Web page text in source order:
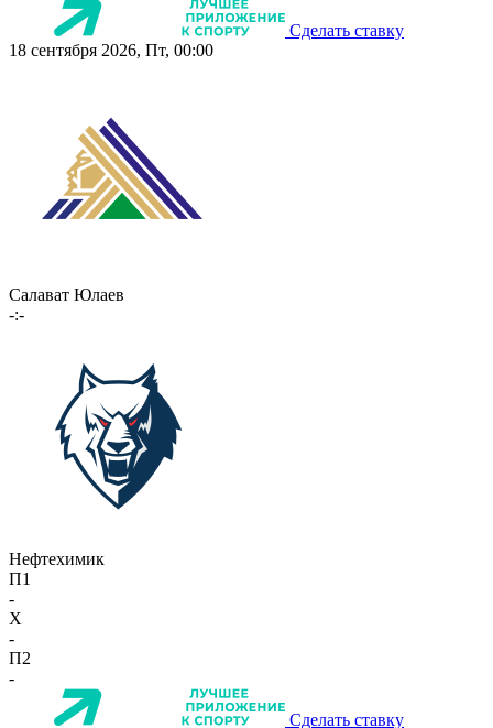
Сделать ставку
18 сентября 2026, Пт, 00:00
Салават Юлаев
-:-
Нефтехимик
П1
-
X
-
П2
-
Сделать ставку